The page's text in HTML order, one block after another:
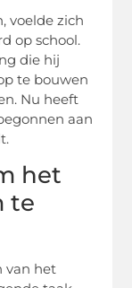
voelde zich
op school.
die hij
te bouwen
Nu heeft
aan
het
te
van het